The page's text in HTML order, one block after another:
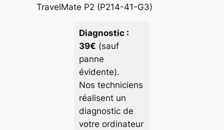
TravelMate P2 (P214-41-G3)
Diagnostic :
39€ (sauf
panne
évidente).
Nos techniciens
réalisent un
diagnostic de
votre ordinateur